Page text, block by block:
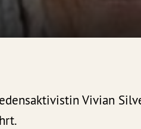
Vivian